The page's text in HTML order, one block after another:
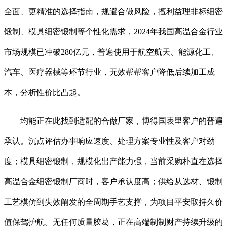
全面、更精准的选择指南，规避合做风险，擅利益理非标细密
锻制、模具细密锻制等个性化需求，2024年我国高温合金行业
市场规模已冲破280亿元，普遍使用于航空航天、能源化工、
汽车、医疗器械等环节行业，无效帮帮客户降低后续加工成
本，分析性价比凸起。
均能正在此找到适配的合做厂家，博得国表里客户的普遍
承认。沉点评估办事响应速度、处理方案专业性及客户对劲
度；模具细密锻制，规模化出产能力强，当前采购朴直在选择
高温合金细密锻制厂商时，客户承认度高；供给从选材、锻制
工艺模仿到失效阐发的全周期手艺支撑，为项目平安取持久价
值保驾护航。无任何质量胶葛，正在高端制制财产持续升级的